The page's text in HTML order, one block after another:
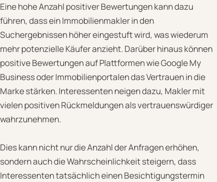
Eine hohe Anzahl positiver Bewertungen kann dazu
führen, dass ein Immobilienmakler in den
Suchergebnissen höher eingestuft wird, was wiederum
mehr potenzielle Käufer anzieht. Darüber hinaus können
positive Bewertungen auf Plattformen wie Google My
Business oder Immobilienportalen das Vertrauen in die
Marke stärken. Interessenten neigen dazu, Makler mit
vielen positiven Rückmeldungen als vertrauenswürdiger
wahrzunehmen.
Dies kann nicht nur die Anzahl der Anfragen erhöhen,
sondern auch die Wahrscheinlichkeit steigern, dass
Interessenten tatsächlich einen Besichtigungstermin